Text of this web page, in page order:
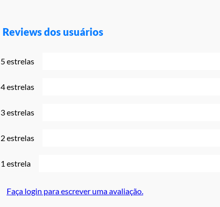
Reviews dos usuários
5 estrelas
4 estrelas
3 estrelas
2 estrelas
1 estrela
Faça login para escrever uma avaliação.